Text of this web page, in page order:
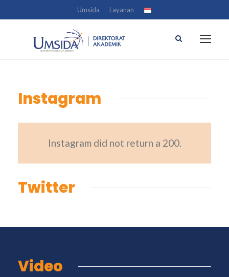
Umsida Layanan
Instagram
Instagram did not return a 200.
Twitter
Video